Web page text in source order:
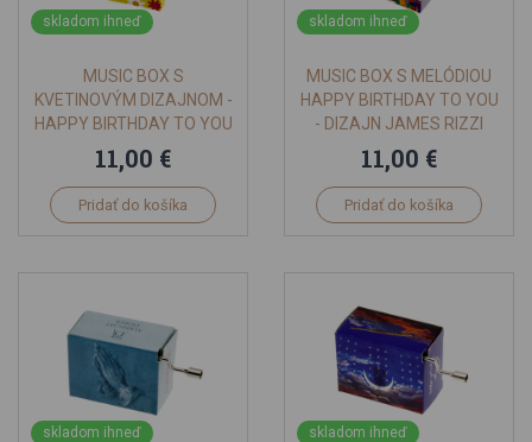
skladom ihneď
MUSIC BOX S
KVETINOVÝM DIZAJNOM -
HAPPY BIRTHDAY TO YOU
11,00 €
Pridať do košíka
skladom ihneď
MUSIC BOX S MELÓDIOU
HAPPY BIRTHDAY TO YOU
- DIZAJN JAMES RIZZI
11,00 €
Pridať do košíka
skladom ihneď skladom ihneď